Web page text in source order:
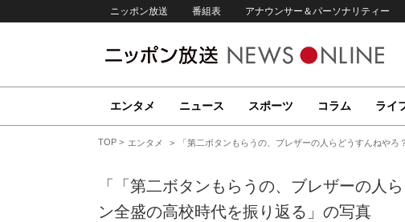
ニッポン放送 番組表 アナウンサー＆パーソナリティー
エンタメ ニュース スポーツ コラム ライ
TOP エンタメ 「第二ボタンもらうの、ブレザーの人らどうすんねや
「「第二ボタンもらうの、ブレザーの人
ン全盛の高校時代を振り返る」の写真